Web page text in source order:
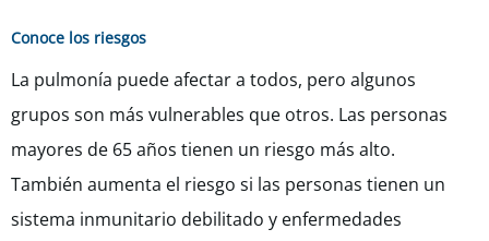
Conoce los riesgos
La pulmonía puede afectar a todos, pero algunos
grupos son más vulnerables que otros. Las personas
mayores de 65 años tienen un riesgo más alto.
También aumenta el riesgo si las personas tienen un
sistema inmunitario debilitado y enfermedades